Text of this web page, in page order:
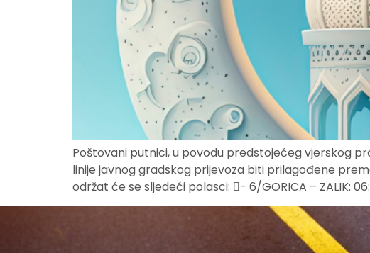
Poštovani putnici, u povodu predstojećeg vjerskog
linije javnog gradskog prijevoza biti prilagođene prema
održat će se sljedeći polasci: - 6/GORICA – ZALIK: